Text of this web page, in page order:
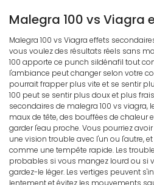
Malegra 100 vs Viagra
Malegra 100 vs Viagra effets
vous voulez des résultats réels sans
100 apporte ce punch sildénafil tout
l'ambiance peut changer selon votre
pourrait frapper plus vite et se sentir
100 peut se sentir plus doux et plus
secondaires de malegra 100 vs viagra,
maux de tête, des bouffées de chaleur
garder l'eau proche. Vous pourriez
une vision trouble avec l'un ou l'autre,
comme une tempête rapide. Les
probables si vous mangez lourd ou si
gardez-le léger. Les vertiges peuvent